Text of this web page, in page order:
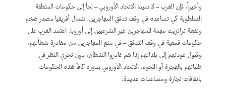
وأخيراً، فإن الغرب – لا سيما الاتحاد الأوروبي – لجأ إلى حكومات المنطقة
السلطوية كي تساعده في وقف تدفق المهاجرين. شمال أفريقيا مصدر ضخم
ونقطة ترانزيت مهمة للمهاجرين غير الشرعيين إلى أوروبا. اعتمد الغرب على
حكومات قمعية في وقف التدفق – في منع المهاجرين من مغادرة شطآنهم،
وقبول عودتهم إلى بلدانهم إذا هم غادروا الشطآن، دون تحري النظر في
طلباتهم بالهجرة أو اللجوء. الاتحاد الأوروبي بدوره كافأ هذه الحكومات
باتفاقات تجارة ومساعدات عديدة.